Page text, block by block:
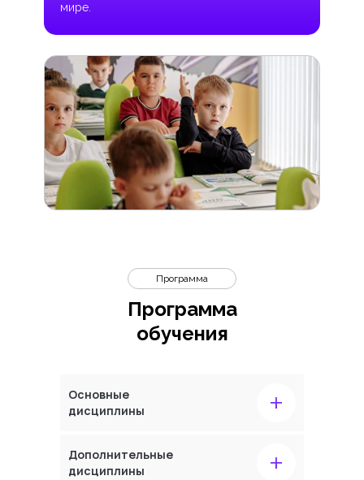
мире.
Программа
обучения
Программа
Основные
дисциплины
+
Дополнительные
дисциплины
+